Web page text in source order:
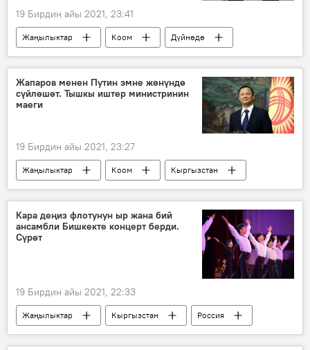
19 Бирдин айы 2021, 23:41
Жаңылыктар Коом
Дүйнөдө
Азия
Япония
коронавирус
оору
жаңы штамм
Дүйнөгө жайылган коронавирус
Жапаров менен Путин эмне жөнүндө
сүйлөшөт. Тышкы иштер министринин
маеги
19 Бирдин айы 2021, 23:27
Жаңылыктар Коом
Кыргызстан
Саясат
Экономика
Тышкы иштер министрлиги
Руслан Казакбаев
кызматташуу
Россия
Кара деңиз флотунун ыр жана бий
ансамбли Бишкекте концерт берди.
Сүрөт
19 Бирдин айы 2021, 22:33
Жаңылыктар Кыргызстан
Россия
Дүйнөдө
Маданият
Бишкек